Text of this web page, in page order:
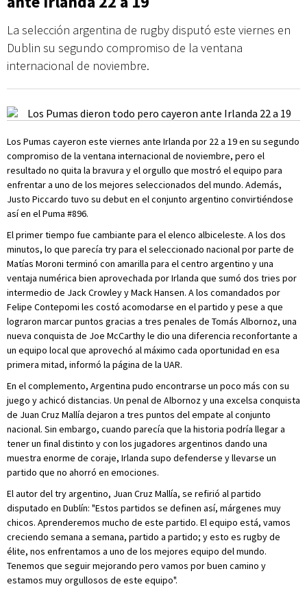
La selección argentina de rugby disputó este viernes en
Dublin su segundo compromiso de la ventana
internacional de noviembre.
Los Pumas cayeron este viernes ante Irlanda por 22 a 19 en su segundo
compromiso de la ventana internacional de noviembre, pero el
resultado no quita la bravura y el orgullo que mostró el equipo para
enfrentar a uno de los mejores seleccionados del mundo. Además,
Justo Piccardo tuvo su debut en el conjunto argentino convirtiéndose
así en el Puma #896.
El primer tiempo fue cambiante para el elenco albiceleste. A los dos
minutos, lo que parecía try para el seleccionado nacional por parte de
Matías Moroni terminó con amarilla para el centro argentino y una
ventaja numérica bien aprovechada por Irlanda que sumó dos tries por
intermedio de Jack Crowley y Mack Hansen. A los comandados por
Felipe Contepomi les costó acomodarse en el partido y pese a que
lograron marcar puntos gracias a tres penales de Tomás Albornoz, una
nueva conquista de Joe McCarthy le dio una diferencia reconfortante a
un equipo local que aprovechó al máximo cada oportunidad en esa
primera mitad, informó la página de la UAR.
En el complemento, Argentina pudo encontrarse un poco más con su
juego y achicó distancias. Un penal de Albornoz y una excelsa conquista
de Juan Cruz Mallía dejaron a tres puntos del empate al conjunto
nacional. Sin embargo, cuando parecía que la historia podría llegar a
tener un final distinto y con los jugadores argentinos dando una
muestra enorme de coraje, Irlanda supo defenderse y llevarse un
partido que no ahorró en emociones.
El autor del try argentino, Juan Cruz Mallía, se refirió al partido
disputado en Dublín: "Estos partidos se definen así, márgenes muy
chicos. Aprenderemos mucho de este partido. El equipo está, vamos
creciendo semana a semana, partido a partido; y esto es rugby de
élite, nos enfrentamos a uno de los mejores equipo del mundo.
Tenemos que seguir mejorando pero vamos por buen camino y
estamos muy orgullosos de este equipo".